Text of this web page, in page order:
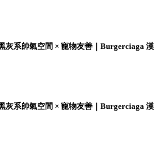
灰系帥氣空間 × 寵物友善｜Burgerciaga 漢
灰系帥氣空間 × 寵物友善｜Burgerciaga 漢